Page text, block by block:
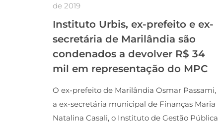
de 2019
Instituto Urbis, ex-prefeito e ex-
secretária de Marilândia são
condenados a devolver R$ 34
mil em representação do MPC
O ex-prefeito de Marilândia Osmar Passami,
a ex-secretária municipal de Finanças Maria
Natalina Casali, o Instituto de Gestão Pública